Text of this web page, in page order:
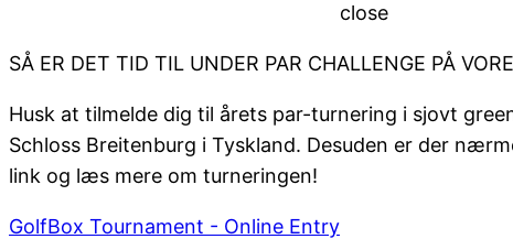
close
SÅ ER DET TID TIL UNDER PAR CHALLENGE PÅ
Husk at tilmelde dig til årets par-turnering i sjovt
Schloss Breitenburg i Tyskland. Desuden er der
link og læs mere om turneringen!
GolfBox Tournament - Online Entry